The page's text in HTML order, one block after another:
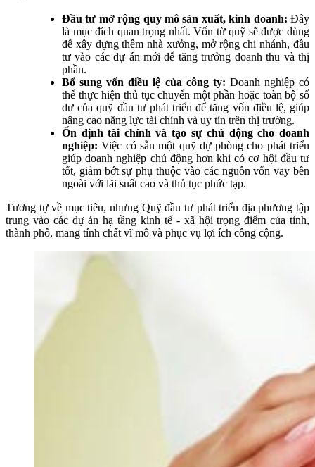
Đầu tư mở rộng quy mô sản xuất, kinh doanh: Đây
là mục đích quan trọng nhất. Vốn từ quỹ sẽ được dùng
để xây dựng thêm nhà xưởng, mở rộng chi nhánh, đầu
tư vào các dự án mới để tăng trưởng doanh thu và thị
phần.
Bổ sung vốn điều lệ của công ty: Doanh nghiệp có
thể thực hiện thủ tục chuyển một phần hoặc toàn bộ số
dư của quỹ đầu tư phát triển để tăng vốn điều lệ, giúp
nâng cao năng lực tài chính và uy tín trên thị trường.
Ổn định tài chính và tạo sự chủ động cho doanh
nghiệp:Việc có sẵn một quỹ dự phòng cho phát triển
giúp doanh nghiệp chủ động hơn khi có cơ hội đầu tư
tốt, giảm bớt sự phụ thuộc vào các nguồn vốn vay bên
ngoài với lãi suất cao và thủ tục phức tạp.
Tương tự về mục tiêu, nhưng Quỹ đầu tư phát triển địa phương tập
trung vào các dự án hạ tầng kinh tế - xã hội trọng điểm của tỉnh,
thành phố, mang tính chất vĩ mô và phục vụ lợi ích công cộng.